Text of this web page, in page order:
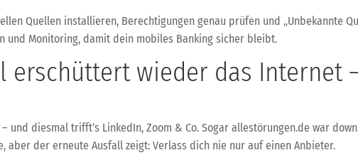
Quellen installieren, Berechtigungen genau prüfen und „Unbekannte
und Monitoring, damit dein mobiles Banking sicher bleibt.
erschüttert wieder das Internet
und diesmal trifft’s LinkedIn, Zoom & Co. Sogar allestörungen.de war
aber der erneute Ausfall zeigt: Verlass dich nie nur auf einen Anbieter.